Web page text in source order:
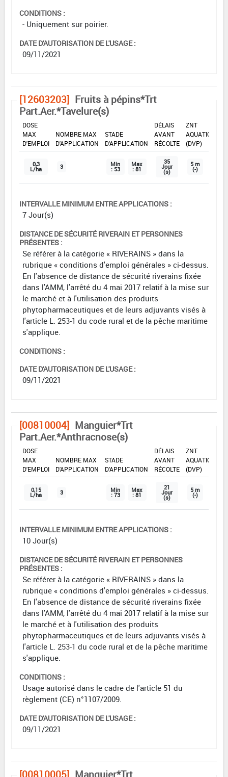
CONDITIONS :
- Uniquement sur poirier.
DATE D'AUTORISATION DE L'USAGE :
09/11/2021
[12603203] Fruits à pépins*Trt
Part.Aer.*Tavelure(s)
DOSE
MAX
D'EMPLOI
NOMBRE MAX
D'APPLICATION
STADE
D'APPLICATION
DÉLAIS
AVANT
RÉCOLTE
ZNT
AQUATIQUE
(DVP)
0,3
L/ha 3 Min
: 53
Max
: 81
35
Jour
(s)
5 m
(-)
INTERVALLE MINIMUM ENTRE APPLICATIONS :
7 Jour(s)
DISTANCE DE SÉCURITÉ RIVERAIN ET PERSONNES
PRÉSENTES :
Se référer à la catégorie « RIVERAINS » dans la
rubrique « conditions d'emploi générales » ci-dessus.
En l'absence de distance de sécurité riverains fixée
dans l'AMM, l'arrêté du 4 mai 2017 relatif à la mise sur
le marché et à l'utilisation des produits
phytopharmaceutiques et de leurs adjuvants visés à
l'article L. 253-1 du code rural et de la pêche maritime
s'applique.
CONDITIONS :
DATE D'AUTORISATION DE L'USAGE :
09/11/2021
[00810004] Manguier*Trt
Part.Aer.*Anthracnose(s)
DOSE
MAX
D'EMPLOI
NOMBRE MAX
D'APPLICATION
STADE
D'APPLICATION
DÉLAIS
AVANT
RÉCOLTE
ZNT
AQUATIQUE
(DVP)
0,15
L/ha 3 Min
: 73
Max
: 81
21
Jour
(s)
5 m
(-)
INTERVALLE MINIMUM ENTRE APPLICATIONS :
10 Jour(s)
DISTANCE DE SÉCURITÉ RIVERAIN ET PERSONNES
PRÉSENTES :
Se référer à la catégorie « RIVERAINS » dans la
rubrique « conditions d'emploi générales » ci-dessus.
En l'absence de distance de sécurité riverains fixée
dans l'AMM, l'arrêté du 4 mai 2017 relatif à la mise sur
le marché et à l'utilisation des produits
phytopharmaceutiques et de leurs adjuvants visés à
l'article L. 253-1 du code rural et de la pêche maritime
s'applique.
CONDITIONS :
Usage autorisé dans le cadre de l'article 51 du
règlement (CE) n°1107/2009.
DATE D'AUTORISATION DE L'USAGE :
09/11/2021